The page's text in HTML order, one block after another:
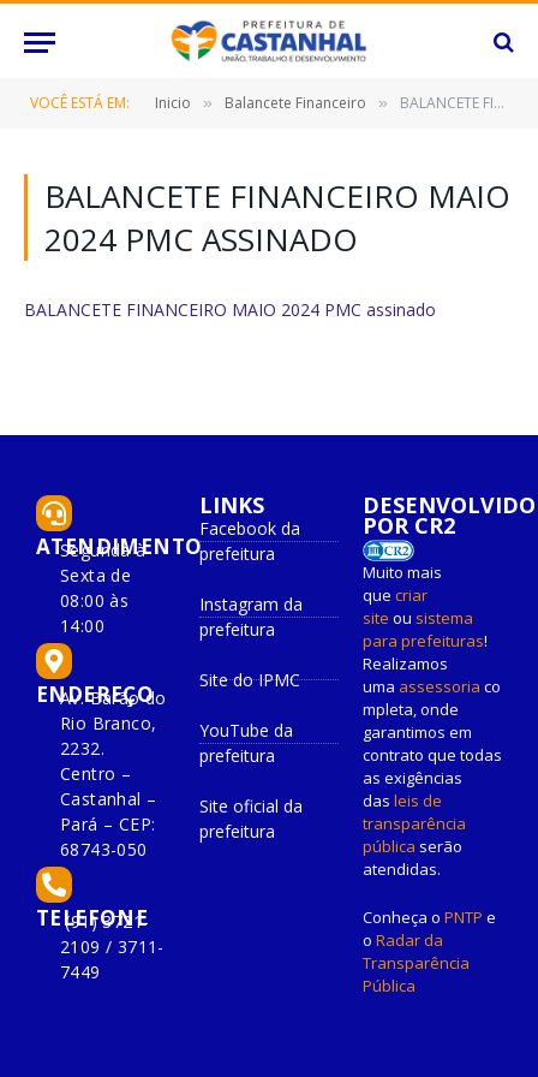
VOCÊ ESTÁ EM: Inicio » Balancete Financeiro » BALANCETE FINANCEIRO MAIO 2024 PMC assinado
BALANCETE FINANCEIRO MAIO
2024 PMC ASSINADO
BALANCETE FINANCEIRO MAIO 2024 PMC assinado
ATENDIMENTO
Segunda à
Sexta de
08:00 às
14:00
ENDEREÇO
Av. Barão do
Rio Branco,
2232.
Centro –
Castanhal –
Pará – CEP:
68743-050
TELEFONE
(91) 3721-
2109 / 3711-
7449
LINKS
Facebook da
prefeitura
Instagram da
prefeitura
Site do IPMC
YouTube da
prefeitura
Site oficial da
prefeitura
DESENVOLVIDO
POR CR2
Muito mais
que criar
site ou sistema
para prefeituras!
Realizamos
uma assessoria co
mpleta, onde
garantimos em
contrato que todas
as exigências
das leis de
transparência
pública serão
atendidas.
Conheça o PNTP e
o Radar da
Transparência
Pública